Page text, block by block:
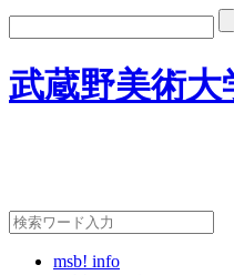
武蔵野美術大
msb! info